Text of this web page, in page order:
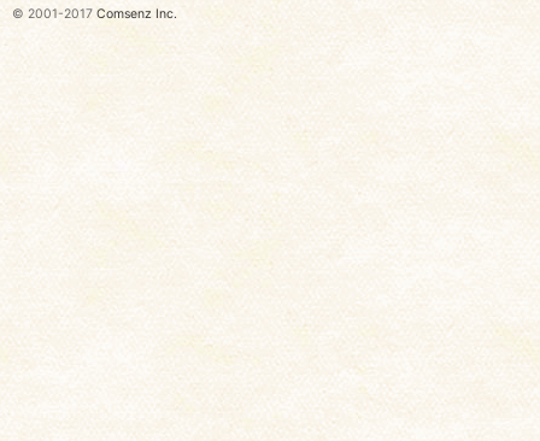
© 2001-2017 Comsenz Inc.